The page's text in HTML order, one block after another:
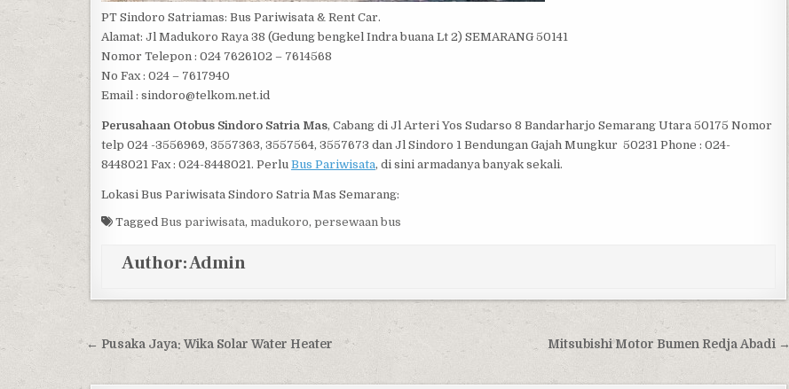
PT Sindoro Satriamas: Bus Pariwisata & Rent Car.
Alamat: Jl Madukoro Raya 38 (Gedung bengkel Indra buana Lt 2) SEMARANG 50141
Nomor Telepon : 024 7626102 – 7614568
No Fax : 024 – 7617940
Email : sindoro@telkom.net.id
Perusahaan Otobus Sindoro Satria Mas, Cabang di Jl Arteri Yos Sudarso 8 Bandarharjo Semarang Utara 50175 Nomor
telp 024 -3556969, 3557363, 3557564, 3557673 dan Jl Sindoro 1 Bendungan Gajah Mungkur 50231 Phone : 024-
8448021 Fax : 024-8448021. Perlu Bus Pariwisata, di sini armadanya banyak sekali.
Lokasi Bus Pariwisata Sindoro Satria Mas Semarang:
Tagged Bus pariwisata, madukoro, persewaan bus
Author:Admin
Post navigation Mitsubishi Motor Bumen Redja Abadi →
← Pusaka Jaya: Wika Solar Water Heater